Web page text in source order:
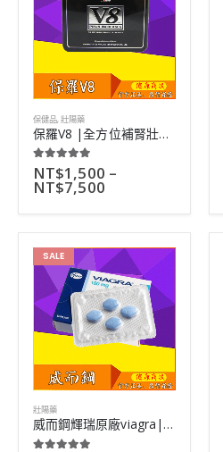
保健品,壯陽藥
保羅V8 |全方位補腎壯陽|主動勃起|中草藥成分|一盒3瓶
5.00 out of 5
NT$1,500 –
NT$7,500
SALE
壯陽藥
威而鋼輝瑞原廠viagra|首款治療勃起功能障礙藥物||4粒